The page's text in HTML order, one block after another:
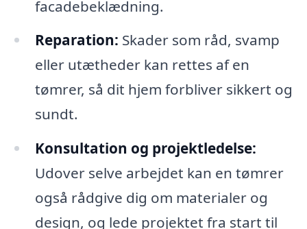
facadebeklædning.
Reparation: Skader som råd, svamp
eller utætheder kan rettes af en
tømrer, så dit hjem forbliver sikkert og
sundt.
Konsultation og projektledelse:
Udover selve arbejdet kan en tømrer
også rådgive dig om materialer og
design, og lede projektet fra start til